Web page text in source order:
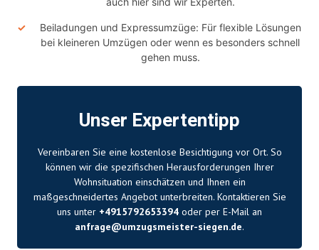
Beiladungen und Expressumzüge: Für flexible Lösungen
bei kleineren Umzügen oder wenn es besonders schnell
gehen muss.
Unser Expertentipp
Vereinbaren Sie eine kostenlose Besichtigung vor Ort. So
können wir die spezifischen Herausforderungen Ihrer
Wohnsituation einschätzen und Ihnen ein
maßgeschneidertes Angebot unterbreiten. Kontaktieren Sie
uns unter +4915792653394 oder per E-Mail an
anfrage@umzugsmeister-siegen.de.